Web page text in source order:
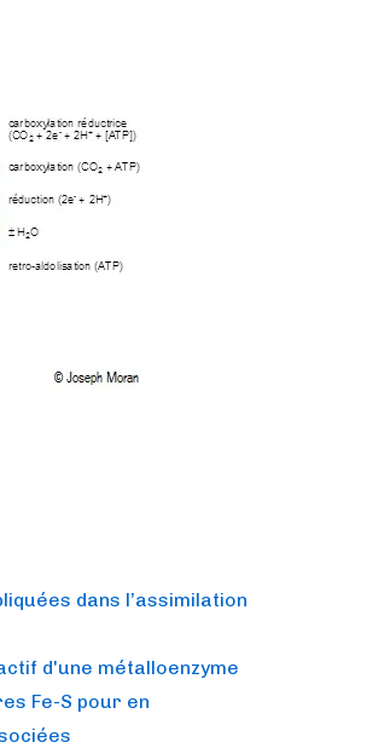
dans l’assimilation
d'une métalloenzyme
Fe-S pour en